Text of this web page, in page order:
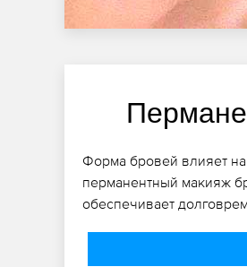
Форма бровей влияет
перманентный макияж
обеспечивает